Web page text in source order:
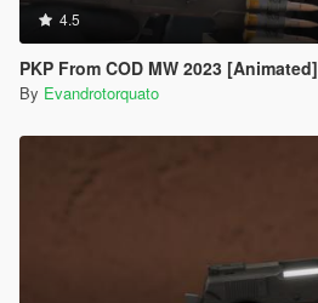
4.5
PKP From COD MW 2023 [Animated]
By Evandrotorquato